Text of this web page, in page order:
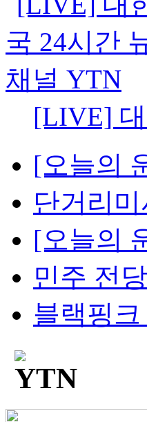
[LIVE]
[오늘의
단거리
[오늘의
민주 전
블랙핑